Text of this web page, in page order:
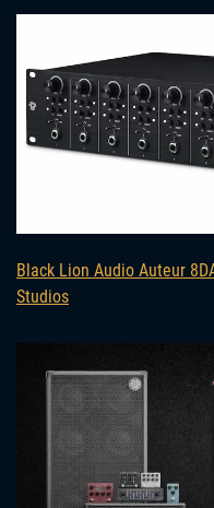
Black Lion Audio Auteur
Studios